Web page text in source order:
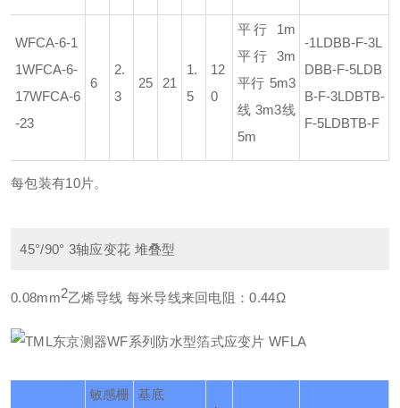
WFCA-6-1
1WFCA-6-
17WFCA-6
-23
6
2.
3
25 21
1.
5
12
0
平行 1m
平行 3m
平行 5m3
线 3m3线
5m
-1LDBB-F-3L
DBB-F-5LDB
B-F-3LDBTB-
F-5LDBTB-F
每包装有10片。
45°/90° 3轴应变花 堆叠型
0.08mm2乙烯导线 每米导线来回电阻：0.44Ω
敏感栅 基底